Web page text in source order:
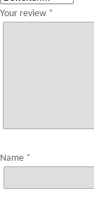
Your review *
Name *